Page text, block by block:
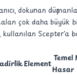
dokunan
çok daha büyük
kullanılan Scepter'a
Element
Temel
Hasar